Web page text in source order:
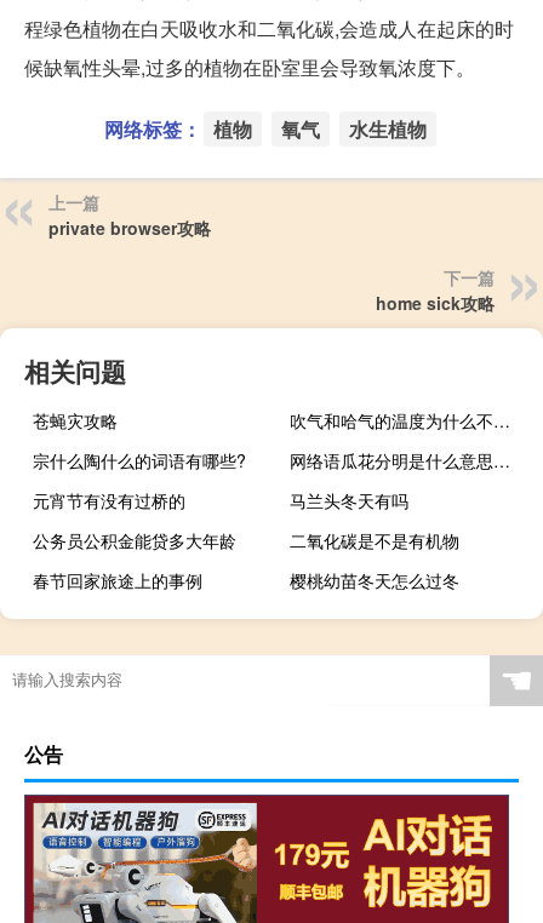
程绿色植物在白天吸收水和二氧化碳,会造成人在起床的时
候缺氧性头晕,过多的植物在卧室里会导致氧浓度下。
网络标签： 植物 氧气 水生植物
上一篇
private browser攻略
下一篇
home sick攻略
相关问题
苍蝇灾攻略
吹气和哈气的温度为什么不一样？
宗什么陶什么的词语有哪些?
网络语瓜花分明是什么意思，是哪里传出来的什么梗
元宵节有没有过桥的
马兰头冬天有吗
公务员公积金能贷多大年龄
二氧化碳是不是有机物
春节回家旅途上的事例
樱桃幼苗冬天怎么过冬
☚
公告